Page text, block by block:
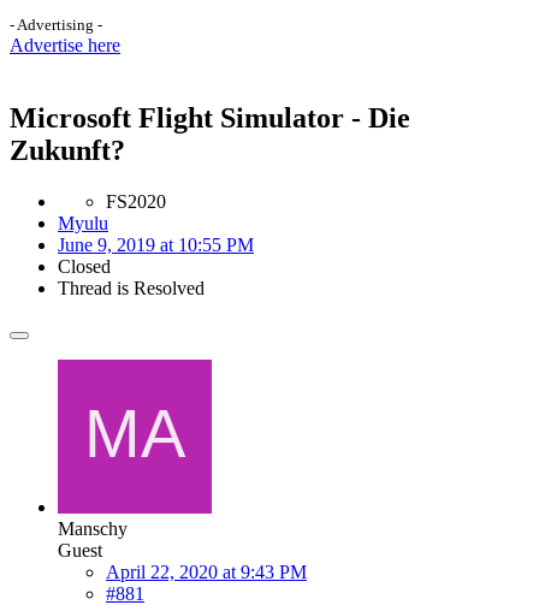
- Advertising -
Advertise here
Microsoft Flight Simulator - Die
Zukunft?
FS2020
Myulu
June 9, 2019 at 10:55 PM
Closed
Thread is Resolved
Manschy
Guest
April 22, 2020 at 9:43 PM
#881